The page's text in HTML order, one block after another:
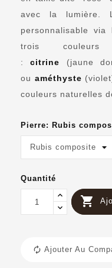
avec la lumière.
personnalisable
trois couleurs
:citrine (jaune
ou améthyste
couleurs naturelles
Pierre: Rubis
Quantité

Ajouter Au